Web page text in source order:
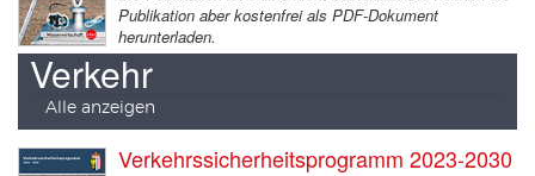
Publikation aber kostenfrei als PDF-Dokument
herunterladen.
Verkehr
Alle anzeigen
Verkehrssicherheitsprogramm 2023-2030